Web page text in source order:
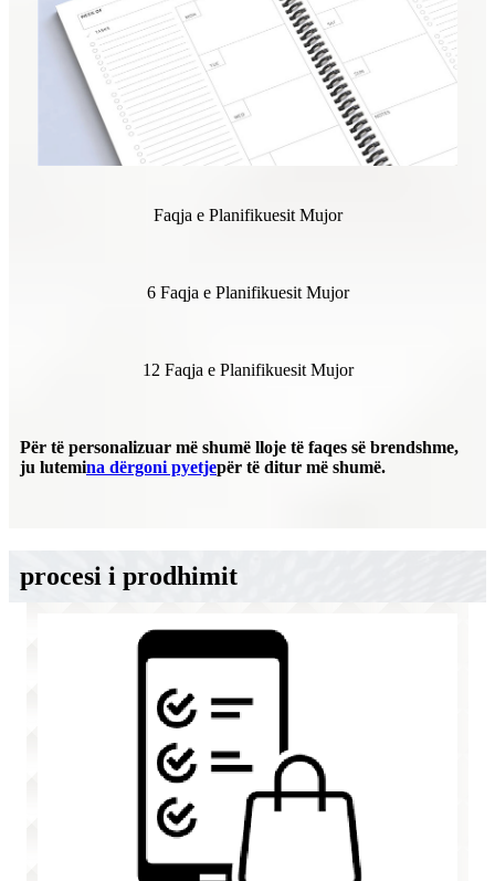
Faqja e Planifikuesit Mujor
6 Faqja e Planifikuesit Mujor
12 Faqja e Planifikuesit Mujor
Për të personalizuar më shumë lloje të faqes së brendshme,
ju lutemina dërgoni pyetjepër të ditur më shumë.
procesi i prodhimit